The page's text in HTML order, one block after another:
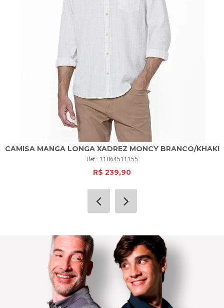
CAMISA MANGA LONGA XADREZ MONCY BRANCO/KHAKI
11064511155
R$ 239,90